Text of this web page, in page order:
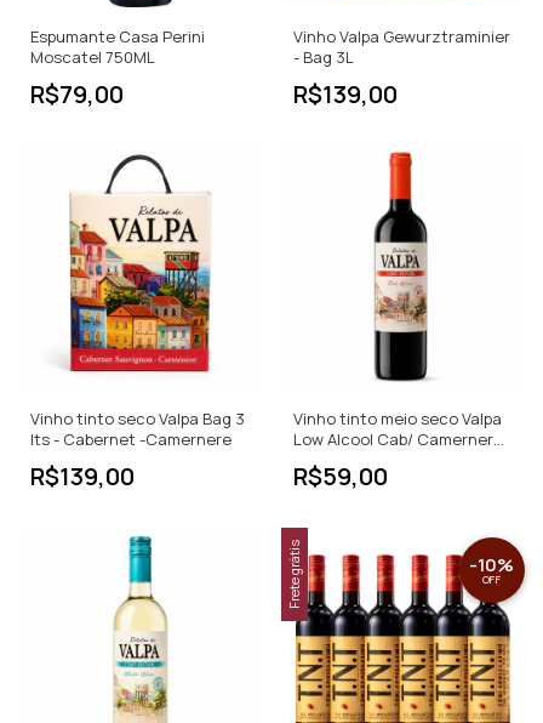
Espumante Casa Perini
Moscatel 750ML
R$79,00
Vinho Valpa Gewurztraminier
- Bag 3L
R$139,00
Vinho tinto seco Valpa Bag 3
lts - Cabernet -Camernere
R$139,00
Vinho tinto meio seco Valpa
Low Alcool Cab/ Camernere -
750ml
R$59,00
Frete grátis -10%
OFF